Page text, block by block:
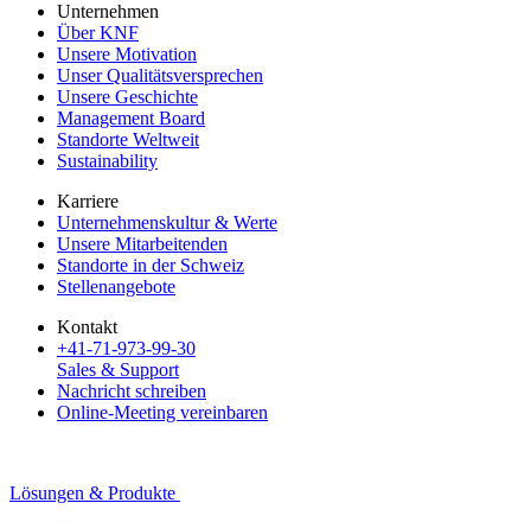
Unternehmen
Über KNF
Unsere Motivation
Unser Qualitätsversprechen
Unsere Geschichte
Management Board
Standorte Weltweit
Sustainability
Karriere
Unternehmenskultur & Werte
Unsere Mitarbeitenden
Standorte in der Schweiz
Stellenangebote
Kontakt
+41-71-973-99-30
Sales & Support
Nachricht schreiben
Online-Meeting vereinbaren
Lösungen & Produkte